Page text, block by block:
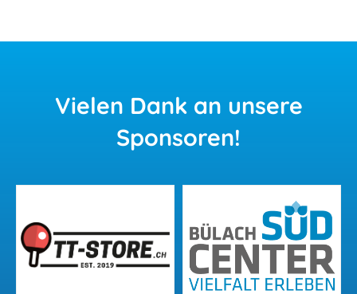
Vielen Dank an unsere
Sponsoren!